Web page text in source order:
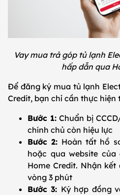
Vay mua trả góp tủ lạnh
hấp dẫn qua
Để đăng ký mua tủ lạnh
Credit, bạn chỉ cần thực hiện
Bước 1: Chuẩn bị
chính chủ còn hiệu lực
Bước 2: Hoàn tất hồ
hoặc qua website
Home Credit. Nhận
vòng 3 phút
Bước 3: Ký hợp đồng